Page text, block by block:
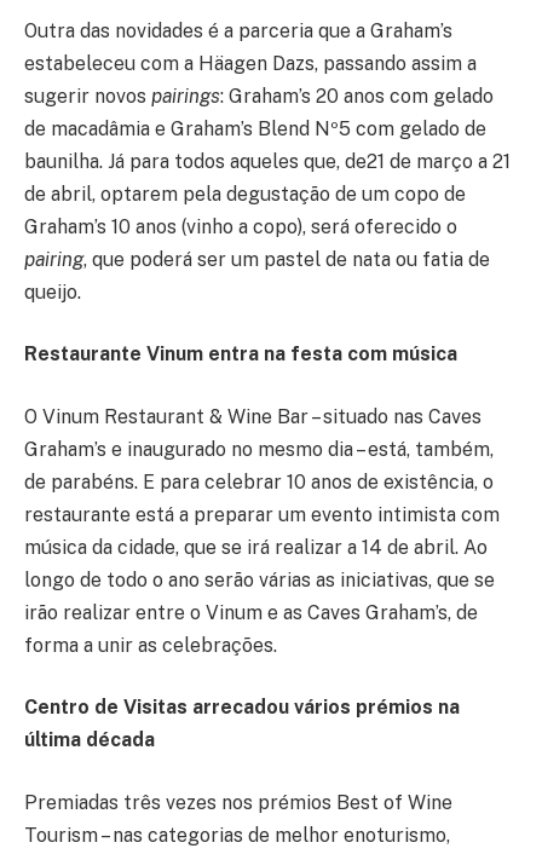
Outra das novidades é a parceria que a Graham’s
estabeleceu com a Häagen Dazs, passando assim a
sugerir novos pairings: Graham’s 20 anos com gelado
de macadâmia e Graham’s Blend Nº5 com gelado de
baunilha. Já para todos aqueles que, de21 de março a 21
de abril, optarem pela degustação de um copo de
Graham’s 10 anos (vinho a copo), será oferecido o
pairing, que poderá ser um pastel de nata ou fatia de
queijo.
Restaurante Vinum entra na festa com música
O Vinum Restaurant & Wine Bar – situado nas Caves
Graham’s e inaugurado no mesmo dia – está, também,
de parabéns. E para celebrar 10 anos de existência, o
restaurante está a preparar um evento intimista com
música da cidade, que se irá realizar a 14 de abril. Ao
longo de todo o ano serão várias as iniciativas, que se
irão realizar entre o Vinum e as Caves Graham’s, de
forma a unir as celebrações.
Centro de Visitas arrecadou vários prémios na
última década
Premiadas três vezes nos prémios Best of Wine
Tourism – nas categorias de melhor enoturismo,